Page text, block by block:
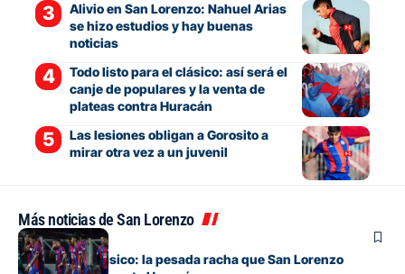
Alivio en San Lorenzo: Nahuel Arias
se hizo estudios y hay buenas
noticias
Todo listo para el clásico: así será el
canje de populares y la venta de
plateas contra Huracán
Las lesiones obligan a Gorosito a
mirar otra vez a un juvenil
Más noticias de San Lorenzo
Fútbol
Otra vez un clásico: la pesada racha que San Lorenzo